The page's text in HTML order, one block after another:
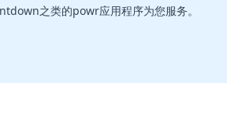
之类的powr应用程序为您服务。